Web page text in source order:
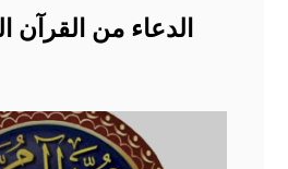
الدعاء من القرآن